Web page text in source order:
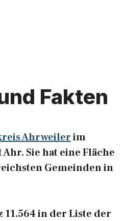
Fakten
Ahrweilerim
Sie hat eine Fläche
Gemeinden in
11.564 in der Liste der